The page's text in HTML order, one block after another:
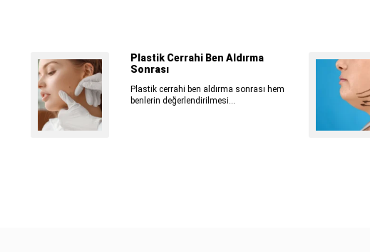
Plastik Cerrahi Ben Aldırma
Sonrası
Plastik cerrahi ben aldırma sonrası hem
benlerin değerlendirilmesi...